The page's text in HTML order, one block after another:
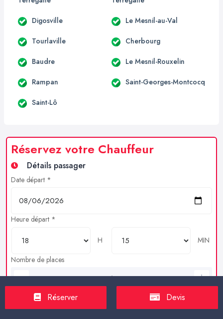
Digosville Le Mesnil-au-Val
Tourlaville Cherbourg
Baudre Le Mesnil-Rouxelin
Rampan Saint-Georges-Montcocq
Saint-Lô
Réservez votre Chauffeur
Détails passager
Date départ *
Heure départ *
H
MIN
Nombre de places
Bagages en soutes
Réserver Devis